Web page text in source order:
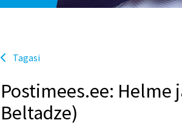
Tagasi
Postimees.ee: Helme
Beltadze)